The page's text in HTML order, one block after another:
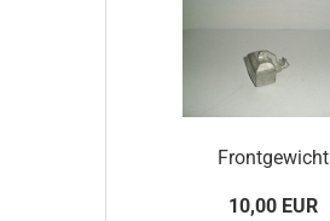
Frontgewicht
10,00 EUR